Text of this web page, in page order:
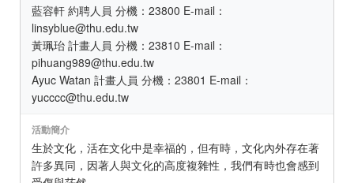
藍容軒 約聘人員 分機：23800 E-mail：
linsyblue@thu.edu.tw
黃珮珆 計畫人員 分機：23810 E-mail：
pihuang989@thu.edu.tw
Ayuc Watan 計畫人員 分機：23801 E-mail：
yucccc@thu.edu.tw
活動簡介
生於文化，活在文化中是幸福的，但有時，文化內外存在著
許多異同，因著人與文化的高度複雜性，我們有時也會感到